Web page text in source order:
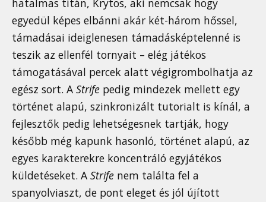
hatalmas titán, Krytos, aki nemcsak hogy
egyedül képes elbánni akár két-három hőssel,
támadásai ideiglenesen támadásképtelenné is
teszik az ellenfél tornyait – elég játékos
támogatásával percek alatt végigrombolhatja az
egész sort. A Strife pedig mindezek mellett egy
történet alapú, szinkronizált tutorialt is kínál, a
fejlesztők pedig lehetségesnek tartják, hogy
később még kapunk hasonló, történet alapú, az
egyes karakterekre koncentráló egyjátékos
küldetéseket. A Strife nem találta fel a
spanyolviaszt, de pont eleget és jól újított